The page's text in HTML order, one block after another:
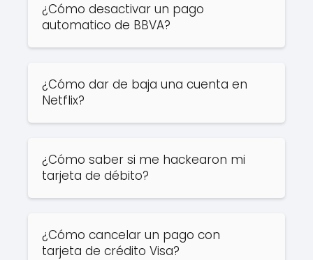
¿Cómo desactivar un pago
automatico de BBVA?
¿Cómo dar de baja una cuenta en
Netflix?
¿Cómo saber si me hackearon mi
tarjeta de débito?
¿Cómo cancelar un pago con
tarjeta de crédito Visa?